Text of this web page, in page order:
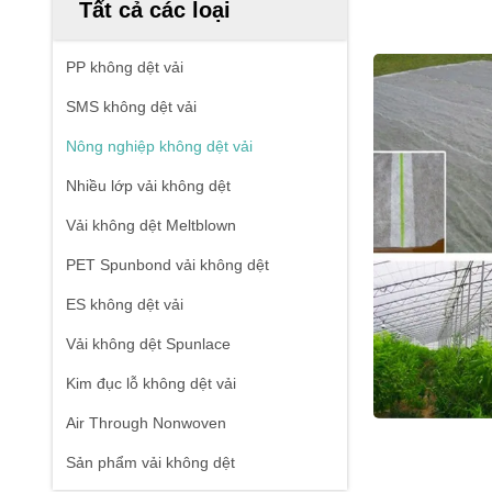
Tất cả các loại
PP không dệt vải
SMS không dệt vải
Nông nghiệp không dệt vải
Nhiều lớp vải không dệt
Vải không dệt Meltblown
PET Spunbond vải không dệt
ES không dệt vải
Vải không dệt Spunlace
Kim đục lỗ không dệt vải
Air Through Nonwoven
Sản phẩm vải không dệt